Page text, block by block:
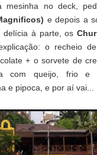
mesinha no deck,
e depois a
delícia à parte, os
o recheio
+ o sorvete de
com queijo, frio e
e pipoca, e por aí vai...